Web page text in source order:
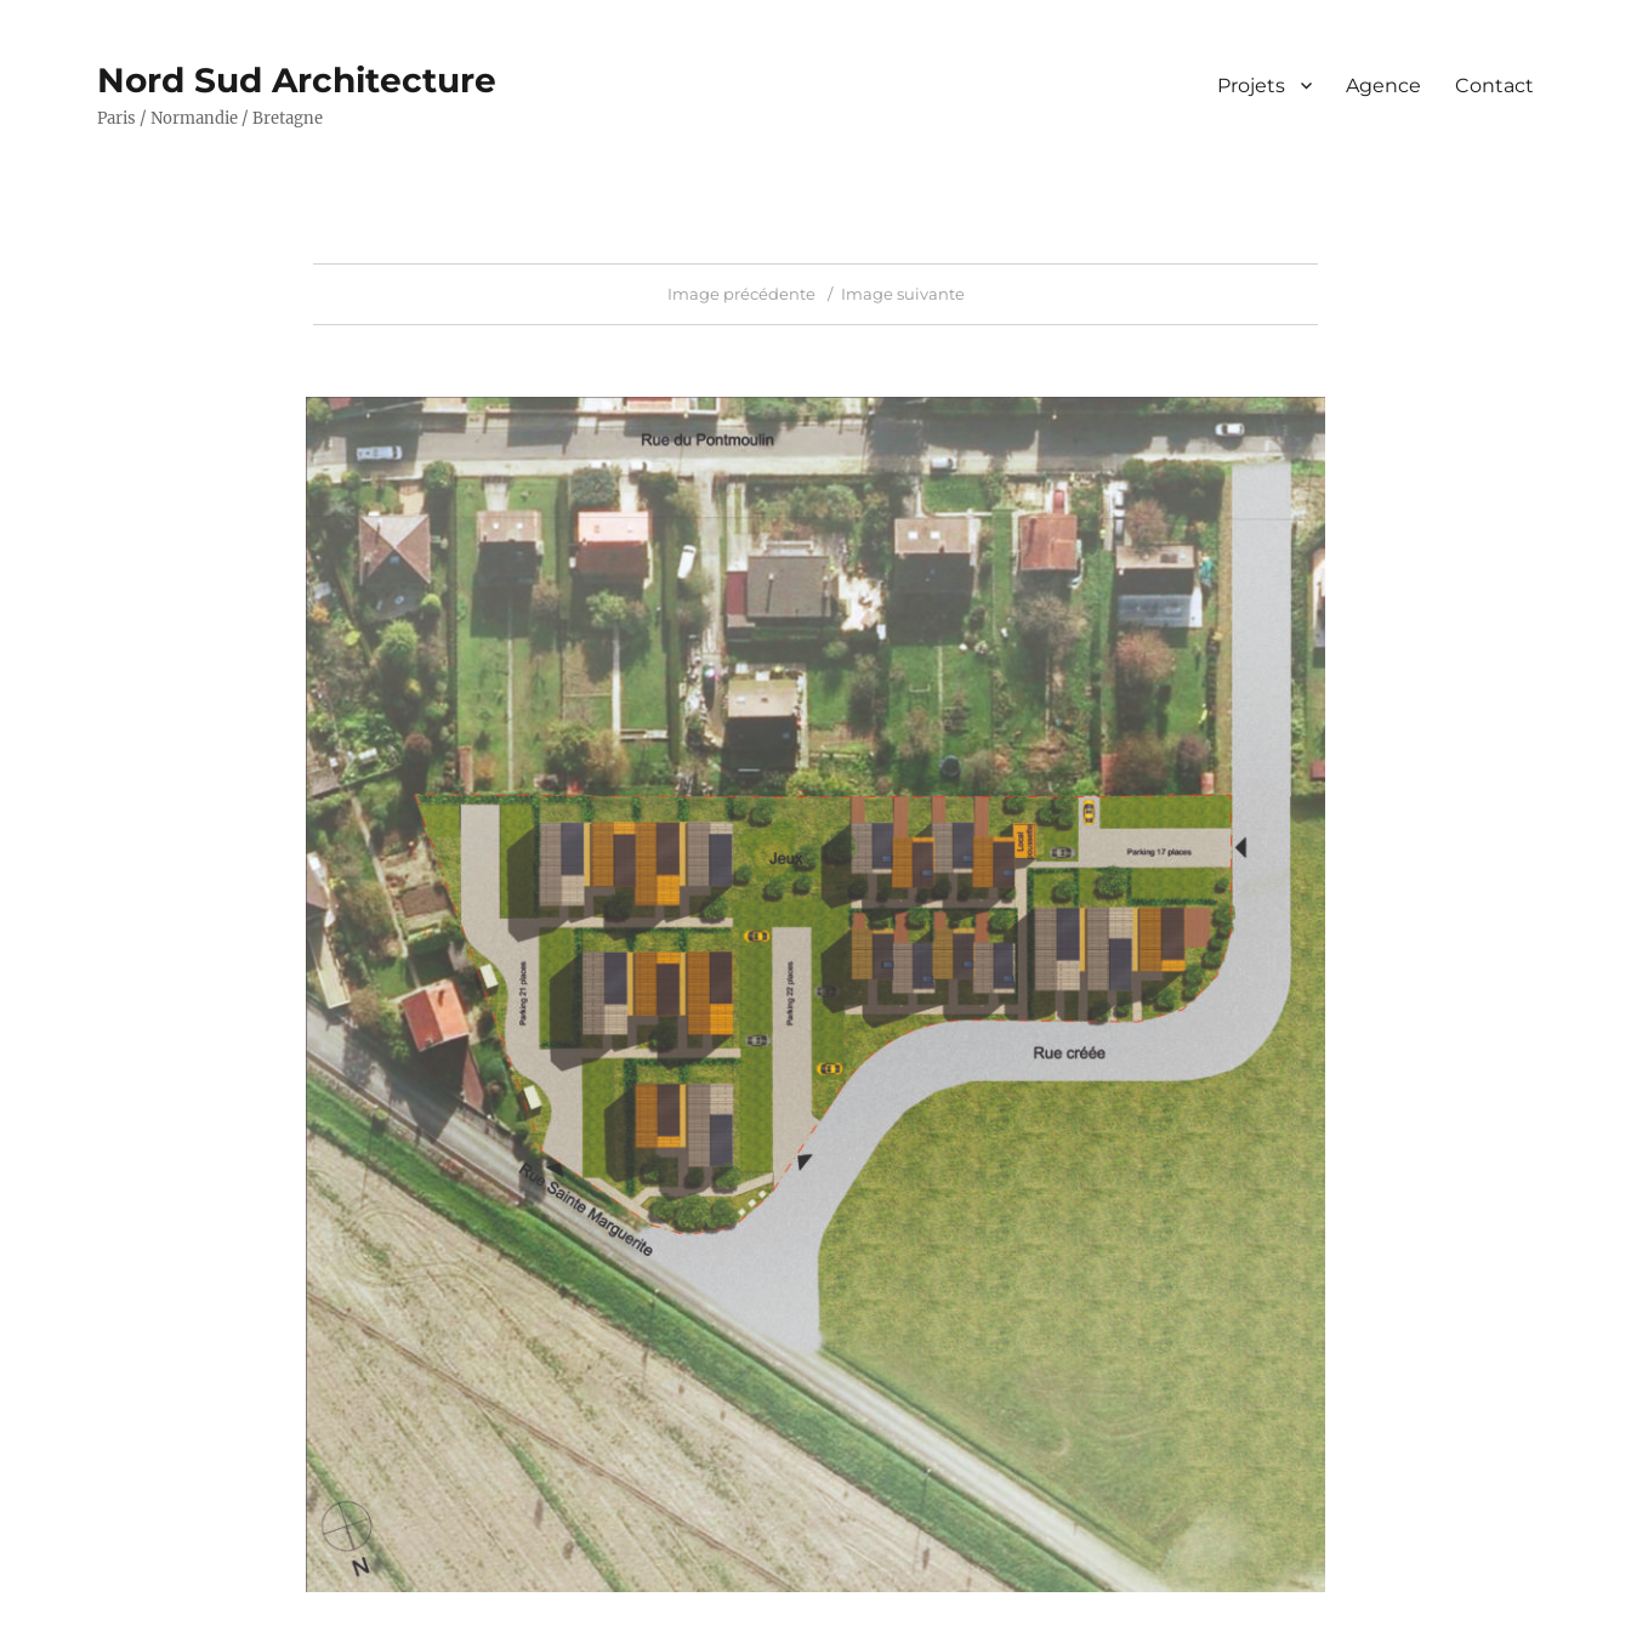
Nord Sud Architecture
Paris / Normandie / Bretagne
Projets Agence Contact
Image précédente Image suivante